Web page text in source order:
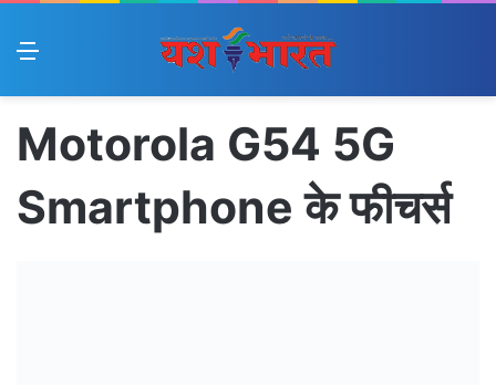
Menu
Motorola G54 5G
Smartphone के फीचर्स